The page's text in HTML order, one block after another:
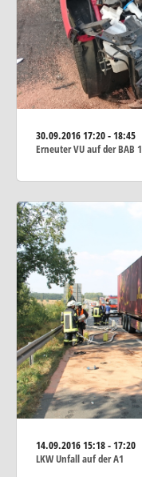
30.09.201617:20 - 18:45
Erneuter VU auf der BAB 1
14.09.201615:18 - 17:20
LKW Unfall auf der A1